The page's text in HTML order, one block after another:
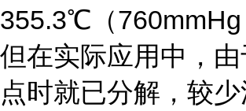
355.3℃（760mmHg
但在实际应用中，
点时就已分解，较